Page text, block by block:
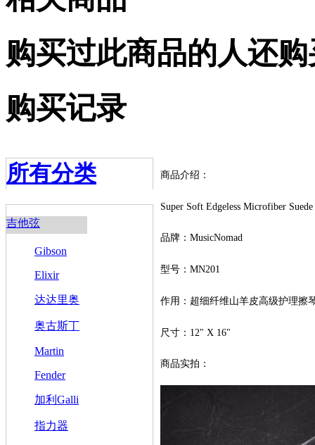
购买过此商品的人还
购买记录
所有分类
吉他弦
Gibson
Elixir
达达里奥
奥古斯丁
Martin
Fender
加利Galli
指力器
商品介绍：
Super Soft Edgeless Microfiber
品牌：MusicNomad
型号：MN201
作用：超细纤维山羊皮高级护理擦
尺寸：12" X 16"
商品实拍：